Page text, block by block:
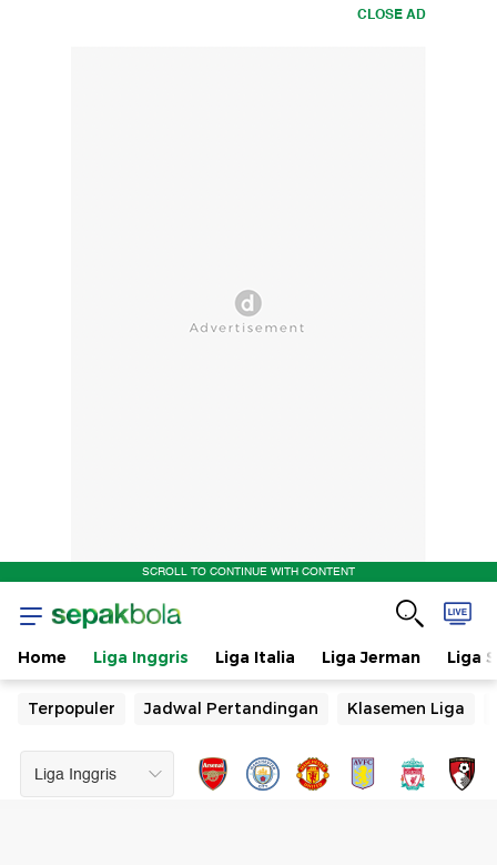
CLOSE AD
SCROLL TO CONTINUE WITH CONTENT
Home Liga Inggris Liga Italia Liga Jerman Liga
Terpopuler Jadwal Pertandingan Klasemen Liga